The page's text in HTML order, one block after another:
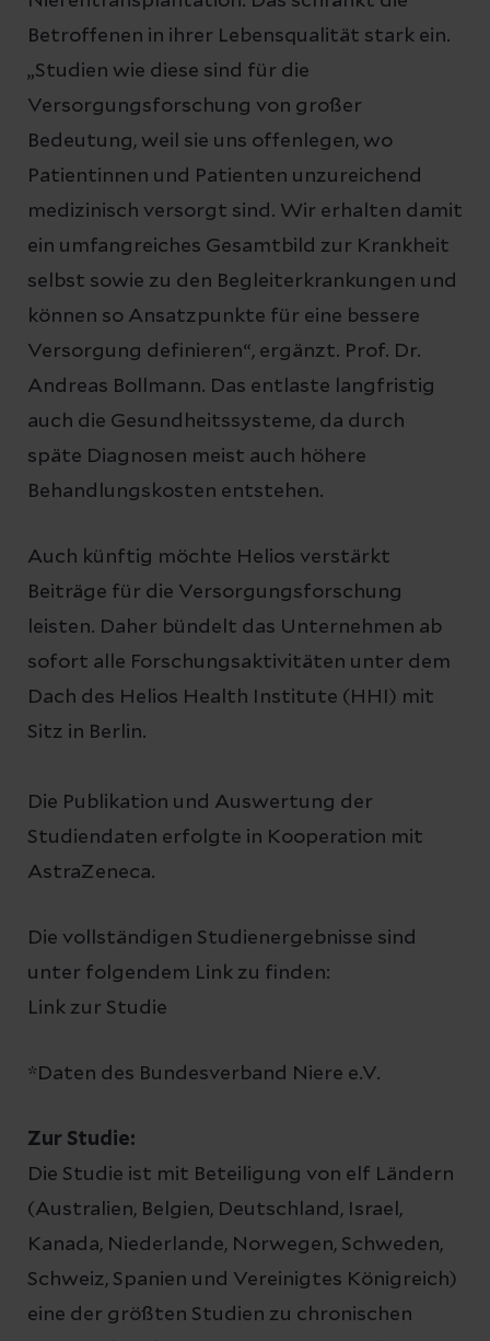
Betroffenen in ihrer Lebensqualität stark ein.
„Studien wie diese sind für die
Versorgungsforschung von großer
Bedeutung, weil sie uns offenlegen, wo
Patientinnen und Patienten unzureichend
medizinisch versorgt sind. Wir erhalten damit
ein umfangreiches Gesamtbild zur Krankheit
selbst sowie zu den Begleiterkrankungen und
können so Ansatzpunkte für eine bessere
Versorgung definieren“, ergänzt. Prof. Dr.
Andreas Bollmann. Das entlaste langfristig
auch die Gesundheitssysteme, da durch
späte Diagnosen meist auch höhere
Behandlungskosten entstehen.
Auch künftig möchte Helios verstärkt
Beiträge für die Versorgungsforschung
leisten. Daher bündelt das Unternehmen ab
sofort alle Forschungsaktivitäten unter dem
Dach des Helios Health Institute (HHI) mit
Sitz in Berlin.
Die Publikation und Auswertung der
Studiendaten erfolgte in Kooperation mit
AstraZeneca.
Die vollständigen Studienergebnisse sind
unter folgendem Link zu finden:
Link zur Studie
*Daten des Bundesverband Niere e.V.
Zur Studie:
Die Studie ist mit Beteiligung von elf Ländern
(Australien, Belgien, Deutschland, Israel,
Kanada, Niederlande, Norwegen, Schweden,
Schweiz, Spanien und Vereinigtes Königreich)
eine der größten Studien zu chronischen